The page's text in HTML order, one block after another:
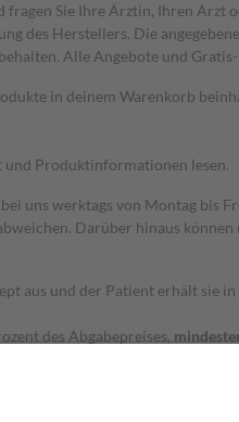
fragen Sie Ihre Ärztin, Ihren
Herstellers. Die
Alle Angebote und
in deinem Warenkorb
Produktinformationen lesen.
uns werktags von Montag bis
Darüber hinaus
aus und der Patient erhält sie
des Abgabepreises,